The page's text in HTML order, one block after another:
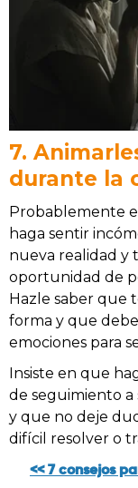
7.
durante la
Probablemente
haga sentir
nueva realidad y
oportunidad de
Hazle saber que
forma y que
emociones para
Insiste en que
de seguimiento a
y que no deje
difícil resolver o
<< 7 consejos